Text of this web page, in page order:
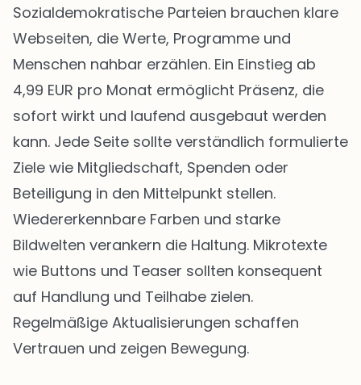
Sozialdemokratische Parteien brauchen klare
Webseiten, die Werte, Programme und
Menschen nahbar erzählen. Ein Einstieg ab
4,99 EUR pro Monat ermöglicht Präsenz, die
sofort wirkt und laufend ausgebaut werden
kann. Jede Seite sollte verständlich formulierte
Ziele wie Mitgliedschaft, Spenden oder
Beteiligung in den Mittelpunkt stellen.
Wiedererkennbare Farben und starke
Bildwelten verankern die Haltung. Mikrotexte
wie Buttons und Teaser sollten konsequent
auf Handlung und Teilhabe zielen.
Regelmäßige Aktualisierungen schaffen
Vertrauen und zeigen Bewegung.